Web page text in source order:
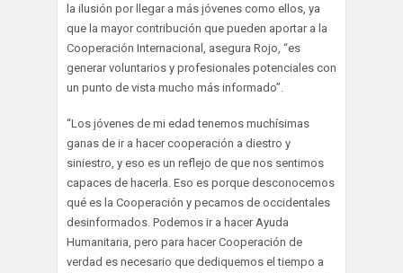
la ilusión por llegar a más jóvenes como ellos, ya
que la mayor contribución que pueden aportar a la
Cooperación Internacional, asegura Rojo, “es
generar voluntarios y profesionales potenciales con
un punto de vista mucho más informado”.
“Los jóvenes de mi edad tenemos muchísimas
ganas de ir a hacer cooperación a diestro y
siniestro, y eso es un reflejo de que nos sentimos
capaces de hacerla. Eso es porque desconocemos
qué es la Cooperación y pecamos de occidentales
desinformados. Podemos ir a hacer Ayuda
Humanitaria, pero para hacer Cooperación de
verdad es necesario que dediquemos el tiempo a